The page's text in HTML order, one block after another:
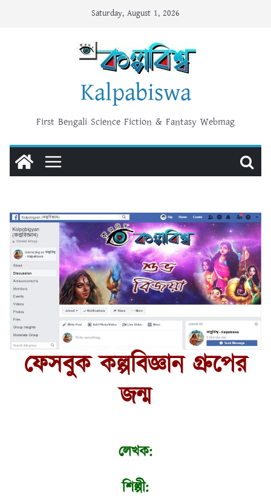
Saturday, August 1, 2026
Kalpabiswa
First Bengali Science Fiction & Fantasy Webmag
ফেসবুক কল্পবিজ্ঞান গ্রুপের
জন্ম
লেখক:
শিল্পী: